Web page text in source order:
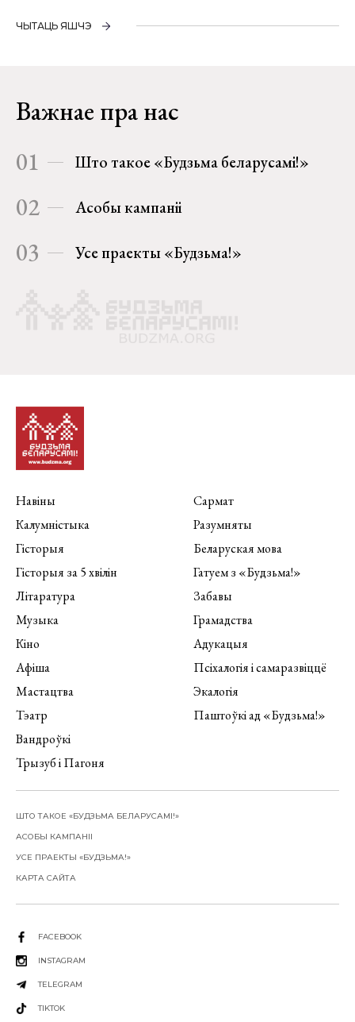
ЧЫТАЦЬ ЯШЧЭ
Важнае пра нас
01 Што такое «Будзьма беларусамі!»
02 Асобы кампаніі
03 Усе праекты «Будзьма!»
Навіны
Калумністыка
Гісторыя
Гісторыя за 5 хвілін
Літаратура
Музыка
Кіно
Афіша
Мастацтва
Тэатр
Вандроўкі
Трызуб і Пагоня
Сармат
Разумняты
Беларуская мова
Гатуем з «Будзьма!»
Забавы
Грамадства
Адукацыя
Псіхалогія і самаразвіццё
Экалогія
Паштоўкі ад «Будзьма!»
ШТО ТАКОЕ «БУДЗЬМА БЕЛАРУСАМІ!»
АСОБЫ КАМПАНІІ
УСЕ ПРАЕКТЫ «БУДЗЬМА!»
КАРТА САЙТА
FACEBOOK
INSTAGRAM
TELEGRAM
TIKTOK